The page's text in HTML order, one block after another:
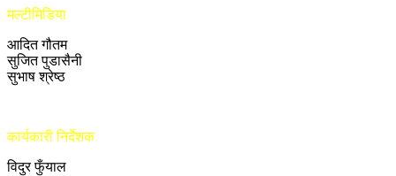
मल्टीमिडिया
आदित गौतम
सुजित पुडासैनी
सुभाष श्रेष्ठ
कार्यकारी निर्देशक
विदुर फुँयाल